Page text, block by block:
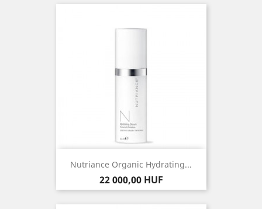
Nutriance Organic Hydrating...
Ár
22 000,00 HUF